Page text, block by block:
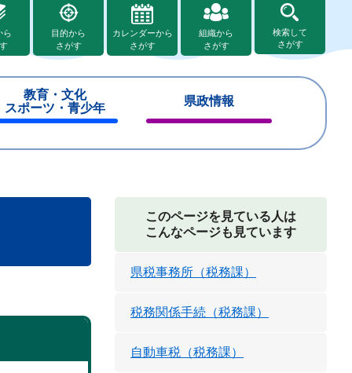
ら
目的から
さがす
カレンダーから
さがす
組織から
さがす
検索して
さがす
教育・文化
スポーツ・青少年
県政情報
じ
このページを見ている人は
こんなページも見ています
県税事務所（税務課）
税務関係手続（税務課）
自動車税（税務課）